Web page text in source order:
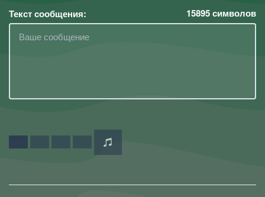
Текст сообщения: 15895символов